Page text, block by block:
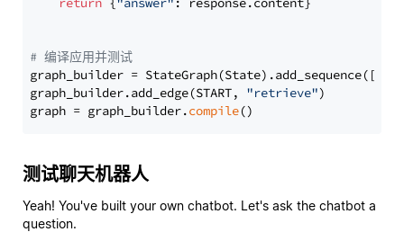
# 编译应用并测试
graph_builder =
graph_builder.add_edge(START, "retrieve")
graph = graph_builder.compile
测试聊天机器人
Yeah! You've built your own chatbot. Let's ask the chatbot a
question.